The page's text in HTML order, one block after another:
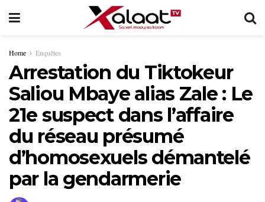
Home Enquêtes
Arrestation du Tiktokeur
Saliou Mbaye alias Zale : Le
21e suspect dans l’affaire
du réseau présumé
d’homosexuels démantelé
par la gendarmerie